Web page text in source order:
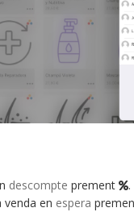
descompte prement
.
venda en espera